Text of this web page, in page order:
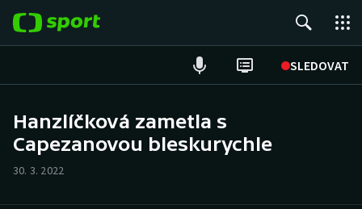
SLEDOVAT
Hokej
Hanzlíčková zametla s
Capezanovou bleskurychle
30. 3. 2022